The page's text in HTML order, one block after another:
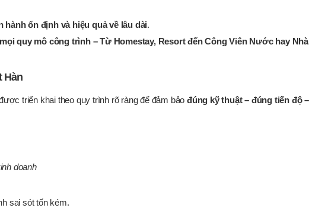
hành ổn định và hiệu quả về lâu dài.
quy mô công trình – Từ Homestay, Resort đến Công Viên Nước hay
Hàn
triển khai theo quy trình rõ ràng để đảm bảođúng kỹ thuật – đúng tiến độ
doanh
sai sót tốn kém.